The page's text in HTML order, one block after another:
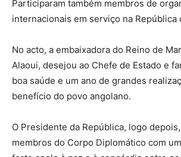
Participaram também membros de
internacionais em serviço na República
No acto, a embaixadora do Reino de
Alaoui, desejou ao Chefe de Estado e
boa saúde e um ano de grandes
benefício do povo angolano.
O Presidente da República, logo
membros do Corpo Diplomático com